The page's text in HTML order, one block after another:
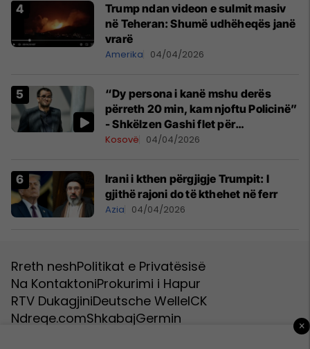
Trump ndan videon e sulmit masiv
në Teheran: Shumë udhëheqës janë
vrarë
Amerika 04/04/2026
“Dy persona i kanë mshu derës
përreth 20 min, kam njoftu Policinë”
- Shkëlzen Gashi flet për
ekspozitën, reagimet e bastisjen e
Kosovë 04/04/2026
Irani i kthen përgjigje Trumpit: I
gjithë rajoni do të kthehet në ferr
Azia 04/04/2026
Rreth neshPolitikat e Privatësisë
Na KontaktoniProkurimi i Hapur
RTV DukagjiniDeutsche WelleICK
Ndreqe.comShkabajGermin ×